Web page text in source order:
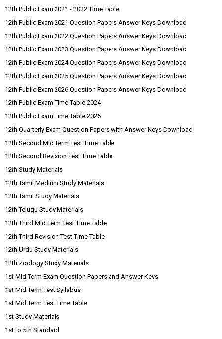
12th Public Exam 2021 - 2022 Time Table
12th Public Exam 2021 Question Papers Answer Keys Download
12th Public Exam 2022 Question Papers Answer Keys Download
12th Public Exam 2023 Question Papers Answer Keys Download
12th Public Exam 2024 Question Papers Answer Keys Download
12th Public Exam 2025 Question Papers Answer Keys Download
12th Public Exam 2026 Question Papers Answer Keys Download
12th Public Exam Time Table 2024
12th Public Exam Time Table 2026
12th Quarterly Exam Question Papers with Answer Keys Download
12th Second Mid Term Test Time Table
12th Second Revision Test Time Table
12th Study Materials
12th Tamil Medium Study Materials
12th Tamil Study Materials
12th Telugu Study Materials
12th Third Mid Term Test Time Table
12th Third Revision Test Time Table
12th Urdu Study Materials
12th Zoology Study Materials
1st Mid Term Exam Question Papers and Answer Keys
1st Mid Term Test Syllabus
1st Mid Term Test Time Table
1st Study Materials
1st to 5th Standard